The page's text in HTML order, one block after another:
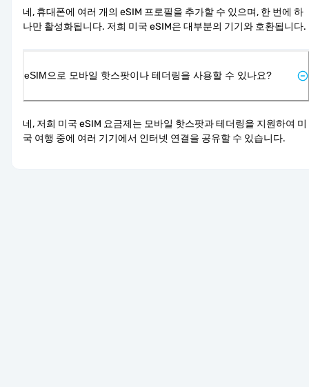
네, 휴대폰에 여러 개의 eSIM 프로필을 추가할 수 있으며, 한 번에 하
나만 활성화됩니다. 저희 미국 eSIM은 대부분의 기기와 호환됩니다.
eSIM으로 모바일 핫스팟이나 테더링을 사용할 수 있나요?
네, 저희 미국 eSIM 요금제는 모바일 핫스팟과 테더링을 지원하여 미
국 여행 중에 여러 기기에서 인터넷 연결을 공유할 수 있습니다.